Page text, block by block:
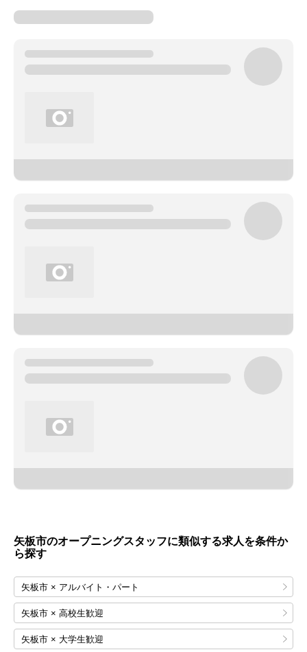
矢板市のオープニングスタッフに類似する求人を条件か
ら探す
矢板市 × アルバイト・パート
矢板市 × 高校生歓迎
矢板市 × 大学生歓迎